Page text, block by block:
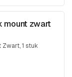
mount zwart
1 stuk